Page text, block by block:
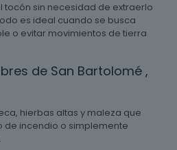
tocón sin necesidad de extraerlo
es ideal cuando se busca
o evitar movimientos de tierra
de San Bartolomé ,
hierbas altas y maleza que
de incendio o simplemente